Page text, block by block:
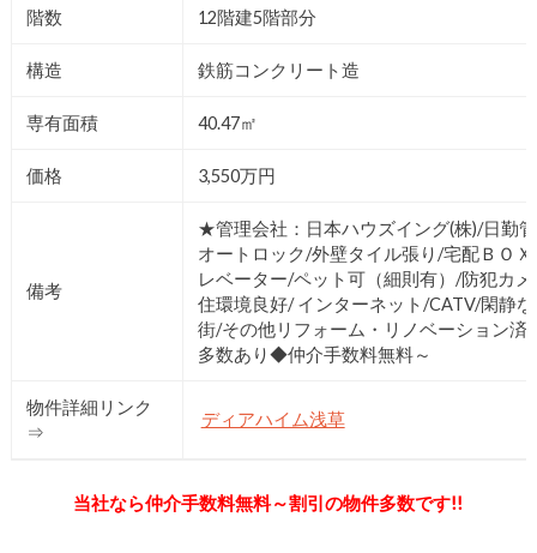
階数 12階建5階部分
構造 鉄筋コンクリート造
専有面積 40.47㎡
価格 3,550万円
備考
★管理会社：日本ハウズイング(株)/日勤
オートロック/外壁タイル張り/宅配ＢＯ
レベーター/ペット可（細則有）/防犯カ
住環境良好/ インターネット/CATV/閑静
街/その他リフォーム・リノベーション済
多数あり◆仲介手数料無料～
物件詳細リンク
⇒
ディアハイム浅草
当社なら仲介手数料無料～割引の物件多数です!!